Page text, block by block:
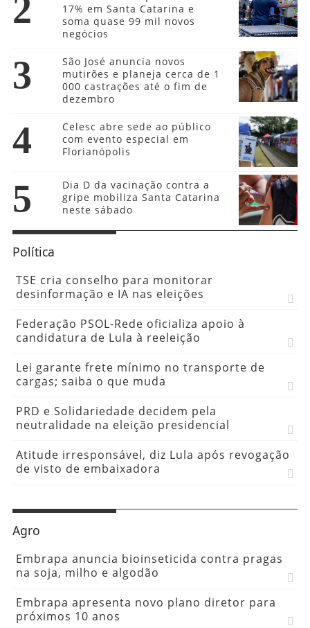
2
17% em Santa Catarina e
soma quase 99 mil novos
negócios
3
São José anuncia novos
mutirões e planeja cerca de 1
000 castrações até o fim de
dezembro
4
Celesc abre sede ao público
com evento especial em
Florianópolis
5
Dia D da vacinação contra a
gripe mobiliza Santa Catarina
neste sábado
Política
TSE cria conselho para monitorar
desinformação e IA nas eleições
Federação PSOL-Rede oficializa apoio à
candidatura de Lula à reeleição
Lei garante frete mínimo no transporte de
cargas; saiba o que muda
PRD e Solidariedade decidem pela
neutralidade na eleição presidencial
Atitude irresponsável, diz Lula após revogação
de visto de embaixadora
Agro
Embrapa anuncia bioinseticida contra pragas
na soja, milho e algodão
Embrapa apresenta novo plano diretor para
próximos 10 anos